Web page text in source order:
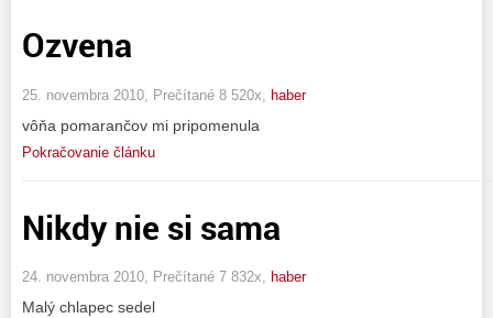
Ozvena
25. novembra 2010, Prečítané 8 520x, haber
vôňa pomarančov mi pripomenula
Pokračovanie článku
Nikdy nie si sama
24. novembra 2010, Prečítané 7 832x, haber
Malý chlapec sedel